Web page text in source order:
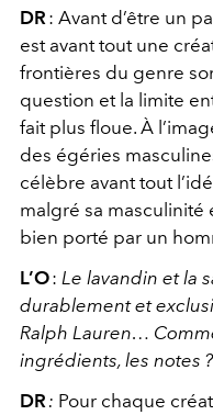
DR : Avant d’être un
est avant tout une
frontières du genre
question et la limite
fait plus floue. À
des égéries
célèbre avant tout
malgré sa masculinité
bien porté par un
L’O: Le lavandin et la
durablement et
Ralph Lauren…
ingrédients, les notes ?
DR : Pour chaque